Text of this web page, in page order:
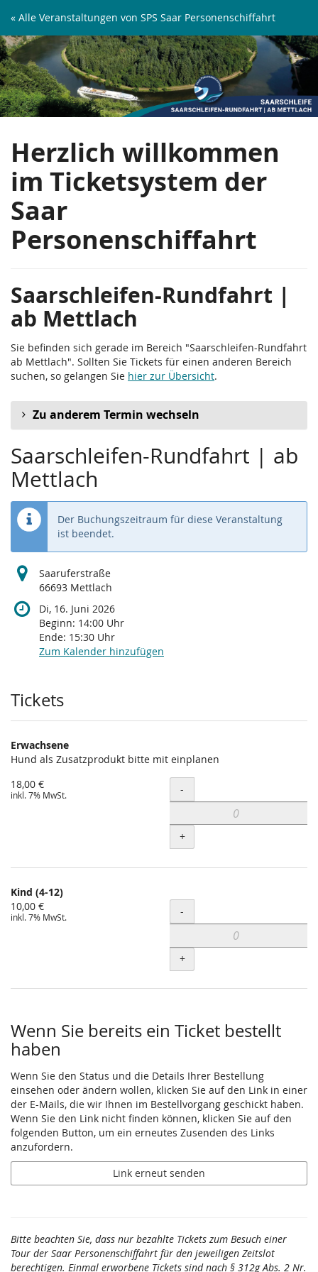
Zum
Inhalt
springen
« Alle Veranstaltungen von SPS Saar Personenschiffahrt
Saarschleifen-
Rundfahrt
|
ab
Mettlach
Herzlich willkommen
im Ticketsystem der
Saar
Personenschiffahrt
Saarschleifen-Rundfahrt |
ab Mettlach
Sie befinden sich gerade im Bereich "Saarschleifen-Rundfahrt
ab Mettlach". Sollten Sie Tickets für einen anderen Bereich
suchen, so gelangen Sie hier zur Übersicht.
Zu anderem Termin wechseln
Saarschleifen-Rundfahrt | ab
Mettlach
Der Buchungszeitraum für diese Veranstaltung
ist beendet.
Saaruferstraße
66693 Mettlach
Di, 16. Juni 2026
Beginn: 14:00 Uhr
Ende: 15:30 Uhr
Zum Kalender hinzufügen
Produkte
Tickets
Erwachsene
Hund als Zusatzprodukt bitte mit einplanen
18,00 €
inkl. 7% MwSt. Menge
-
+
Kind (4-12)
10,00 €
inkl. 7% MwSt. Menge
-
+
Wenn Sie bereits ein Ticket bestellt
haben
Wenn Sie den Status und die Details Ihrer Bestellung
einsehen oder ändern wollen, klicken Sie auf den Link in einer
der E-Mails, die wir Ihnen im Bestellvorgang geschickt haben.
Wenn Sie den Link nicht finden können, klicken Sie auf den
folgenden Button, um ein erneutes Zusenden des Links
anzufordern.
Link erneut senden
Bitte beachten Sie, dass nur bezahlte Tickets zum Besuch einer
Tour der Saar Personenschiffahrt für den jeweiligen Zeitslot
berechtigen. Einmal erworbene Tickets sind nach § 312g Abs. 2 Nr.